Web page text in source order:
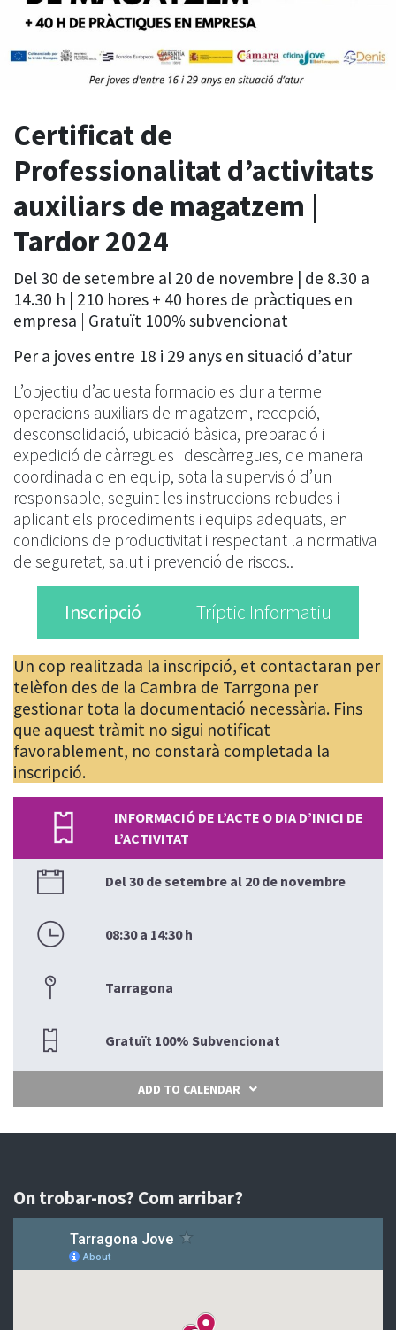
Certificat de
Professionalitat d’activitats
auxiliars de magatzem |
Tardor 2024
Del 30 de setembre al 20 de novembre | de 8.30 a
14.30 h | 210 hores + 40 hores de pràctiques en
empresa | Gratuït 100% subvencionat
Per a joves entre 18 i 29 anys en situació d’atur
L’objectiu d’aquesta formacio es dur a terme
operacions auxiliars de magatzem, recepció,
desconsolidació, ubicació bàsica, preparació i
expedició de càrregues i descàrregues, de manera
coordinada o en equip, sota la supervisió d’un
responsable, seguint les instruccions rebudes i
aplicant els procediments i equips adequats, en
condicions de productivitat i respectant la normativa
de seguretat, salut i prevenció de riscos..
Inscripció Tríptic Informatiu
Un cop realitzada la inscripció, et contactaran per
telèfon des de la Cambra de Tarrgona per
gestionar tota la documentació necessària. Fins
que aquest tràmit no sigui notificat
favorablement, no constarà completada la
inscripció.
INFORMACIÓ DE L’ACTE O DIA D’INICI DE
L’ACTIVITAT
Del 30 de setembre al 20 de novembre
08:30 a 14:30 h
Tarragona
Gratuït 100% Subvencionat
ADD TO CALENDAR
On trobar-nos? Com arribar?